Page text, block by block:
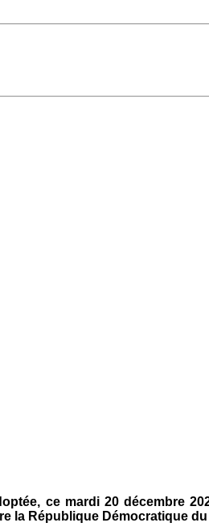
ce mardi 20 décembre
la République Démocratique